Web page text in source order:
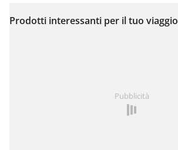
Visualizza sulla mappa
Prodotti interessanti per il tuo viaggio
Pubblicità